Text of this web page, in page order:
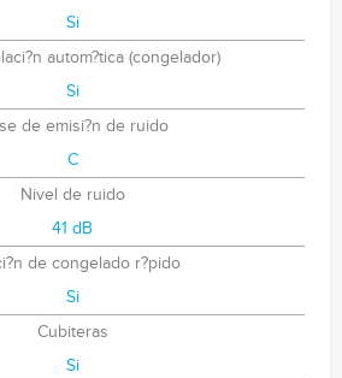
Si
autom?tica (congelador)
Si
de emisi?n de ruido
C
Nivel de ruido
41 dB
de congelado r?pido
Si
Cubiteras
Si